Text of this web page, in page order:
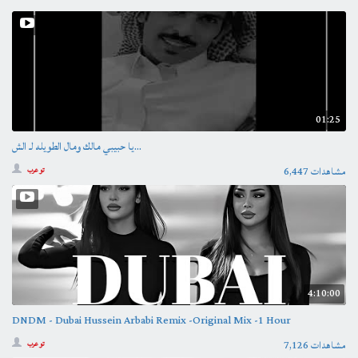
01:25
يا حبيبي مالك ومال الطويله لـ الش...
تو عرب 6,447 مشاهدات
4:10:00
DNDM - Dubai Hussein Arbabi Remix -Original Mix -1 Hour
تو عرب 7,126 مشاهدات